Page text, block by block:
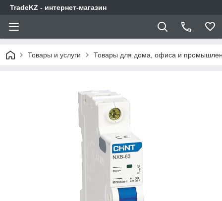
TradeKZ - интернет-магазин
Товары и услуги Товары для дома, офиса и